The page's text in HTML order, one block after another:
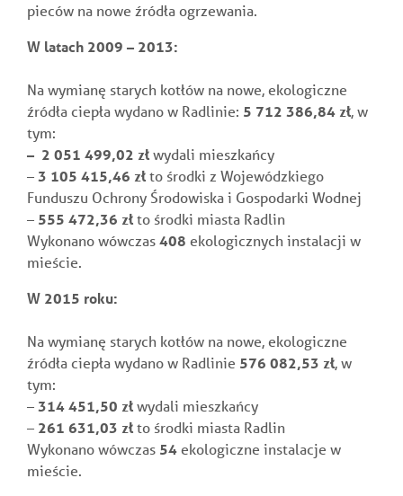
pieców na nowe źródła ogrzewania.
W latach 2009 – 2013:
Na wymianę starych kotłów na nowe, ekologiczne
źródła ciepła wydano w Radlinie: 5 712 386,84 zł, w
tym:
– 2 051 499,02 złwydali mieszkańcy
–3 105 415,46 złto środki z Wojewódzkiego
Funduszu Ochrony Środowiska i Gospodarki Wodnej
– 555 472,36 złto środki miasta Radlin
Wykonano wówczas408 ekologicznych instalacji w
mieście.
W 2015 roku:
Na wymianę starych kotłów na nowe, ekologiczne
źródła ciepła wydano w Radlinie 576 082,53 zł, w
tym:
–314 451,50 złwydali mieszkańcy
– 261 631,03 złto środki miasta Radlin
Wykonano wówczas 54ekologiczne instalacje w
mieście.